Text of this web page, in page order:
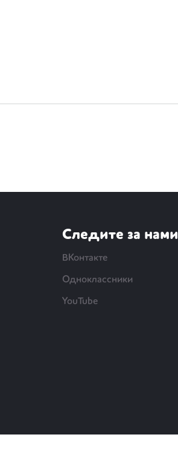
Следите за нами
ВКонтакте
Одноклассники
YouTube